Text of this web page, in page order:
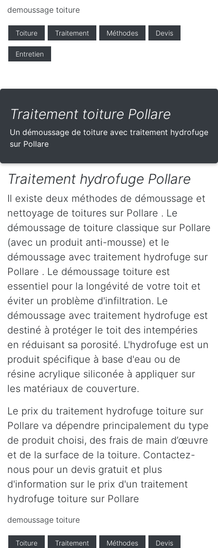
demoussage toiture
Toiture Traitement Méthodes Devis
Entretien
Traitement toiture Pollare
Un démoussage de toiture avec traitement hydrofuge
sur Pollare
Traitement hydrofuge Pollare
Il existe deux méthodes de démoussage et
nettoyage de toitures sur Pollare . Le
démoussage de toiture classique sur Pollare
(avec un produit anti-mousse) et le
démoussage avec traitement hydrofuge sur
Pollare . Le démoussage toiture est
essentiel pour la longévité de votre toit et
éviter un problème d'infiltration. Le
démoussage avec traitement hydrofuge est
destiné à protéger le toit des intempéries
en réduisant sa porosité. L'hydrofuge est un
produit spécifique à base d'eau ou de
résine acrylique siliconée à appliquer sur
les matériaux de couverture.
Le prix du traitement hydrofuge toiture sur
Pollare va dépendre principalement du type
de produit choisi, des frais de main d’œuvre
et de la surface de la toiture. Contactez-
nous pour un devis gratuit et plus
d'information sur le prix d'un traitement
hydrofuge toiture sur Pollare
demoussage toiture
Toiture Traitement Méthodes Devis